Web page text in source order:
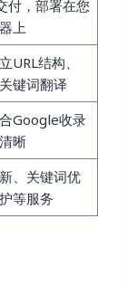
付，部署在您
上
URL结构、
键词翻译
Google收录
晰
、关键词优
等服务